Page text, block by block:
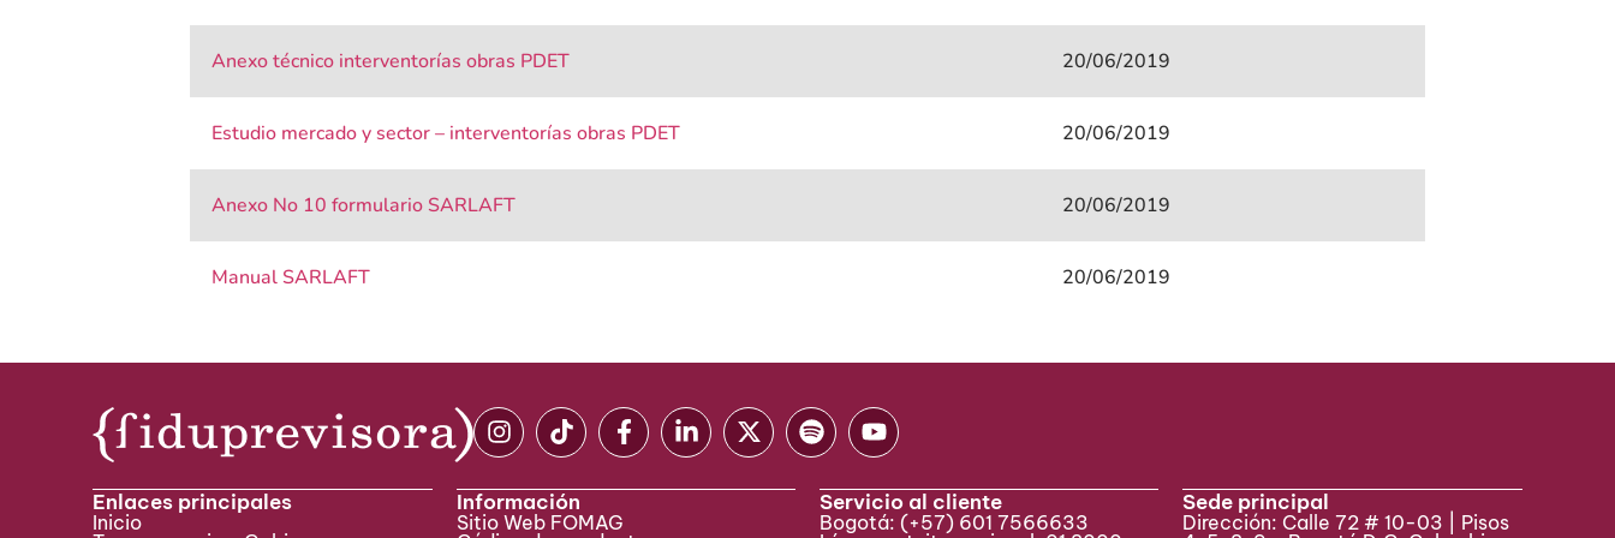
Anexo técnico interventorías obras PDET 20/06/2019
Estudio mercado y sector – interventorías obras PDET 20/06/2019
Anexo No 10 formulario SARLAFT 20/06/2019
Manual SARLAFT 20/06/2019
Enlaces principales
Inicio
Información
Sitio Web FOMAG
Servicio al cliente
Bogotá: (+57) 601 7566633
Sede principal
Dirección: Calle 72 # 10-03 | Pisos